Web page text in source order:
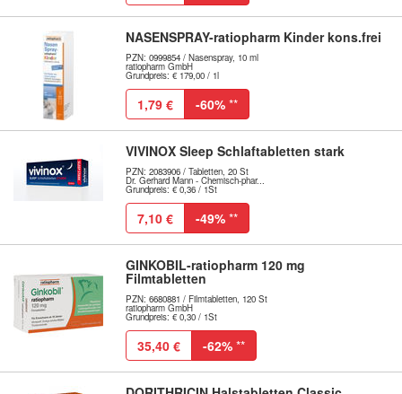
NASENSPRAY-ratiopharm Kinder kons.frei
PZN: 0999854 / Nasenspray, 10 ml
ratiopharm GmbH
Grundpreis: € 179,00 / 1l
1,79 € -60% **
VIVINOX Sleep Schlaftabletten stark
PZN: 2083906 / Tabletten, 20 St
Dr. Gerhard Mann - Chemisch-phar...
Grundpreis: € 0,36 / 1St
7,10 € -49% **
GINKOBIL-ratiopharm 120 mg
Filmtabletten
PZN: 6680881 / Filmtabletten, 120 St
ratiopharm GmbH
Grundpreis: € 0,30 / 1St
35,40 € -62% **